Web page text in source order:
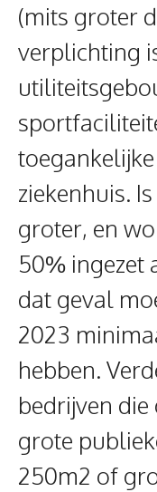
(mits groter
verplichting
ziekenhuis.
groter, en
50% ingezet
dat geval
2023
hebben.
bedrijven die
grote
250m2 of